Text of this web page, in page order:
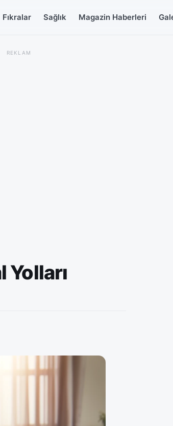
Fıkralar Sağlık Magazin Haberleri
REKLAM
Yolları